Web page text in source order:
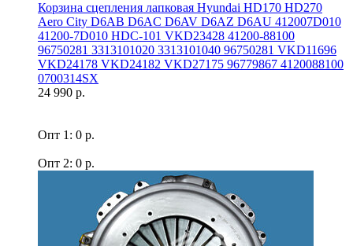
Корзина сцепления лапковая Hyundai HD170 HD270
Aero Сity D6AB D6AC D6AV D6AZ D6AU 412007D010
41200-7D010 HDC-101 VKD23428 41200-88100
96750281 3313101020 3313101040 96750281 VKD11696
VKD24178 VKD24182 VKD27175 96779867 4120088100
0700314SX
24 990 р.
Опт 1: 0 р.
Опт 2: 0 р.